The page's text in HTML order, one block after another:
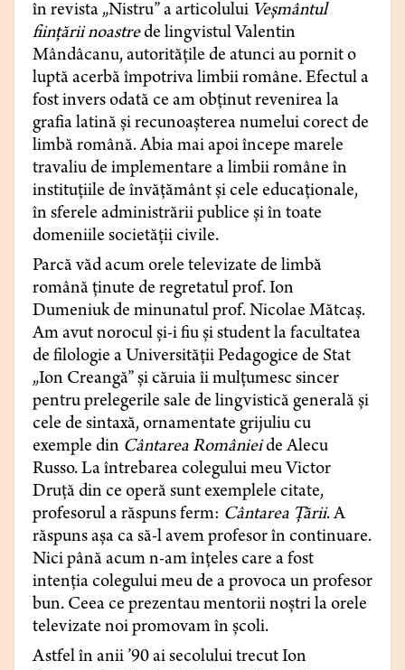
în revista „Nistru” a articolului Veșmântul
ființării noastrede lingvistul Valentin
Mândâcanu, autoritățile de atunci au pornit o
luptă acerbă împotriva limbii române. Efectul a
fost invers odată ce am obținut revenirea la
grafia latină și recunoașterea numelui corect de
limbă română. Abia mai apoi începe marele
travaliu de implementare a limbii române în
instituțiile de învățământ și cele educaționale,
în sferele administrării publice și în toate
domeniile societății civile.
Parcă văd acum orele televizate de limbă
română ținute de regretatul prof. Ion
Dumeniuk de minunatul prof. Nicolae Mătcaș.
Am avut norocul și-i fiu și student la facultatea
de filologie a Universității Pedagogice de Stat
„Ion Creangă” și căruia îi mulțumesc sincer
pentru prelegerile sale de lingvistică generală și
cele de sintaxă, ornamentate grijuliu cu
exemple din Cântarea Românieide Alecu
Russo. La întrebarea colegului meu Victor
Druță din ce operă sunt exemplele citate,
profesorul a răspuns ferm: Cântarea Țării. A
răspuns așa ca să-l avem profesor în continuare.
Nici până acum n-am înțeles care a fost
intenția colegului meu de a provoca un profesor
bun. Ceea ce prezentau mentorii noștri la orele
televizate noi promovam în școli.
Astfel în anii ’90 ai secolului trecut Ion